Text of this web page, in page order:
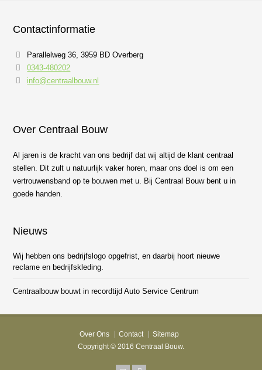
Contactinformatie
Parallelweg 36, 3959 BD Overberg
0343-480202
info@centraalbouw.nl
Over Centraal Bouw
Al jaren is de kracht van ons bedrijf dat wij altijd de klant centraal
stellen. Dit zult u natuurlijk vaker horen, maar ons doel is om een
vertrouwensband op te bouwen met u. Bij Centraal Bouw bent u in
goede handen.
Nieuws
Wij hebben ons bedrijfslogo opgefrist, en daarbij hoort nieuwe
reclame en bedrijfskleding.
Centraalbouw bouwt in recordtijd Auto Service Centrum
Over Ons Contact
Sitemap
Copyright © 2016 Centraal Bouw.